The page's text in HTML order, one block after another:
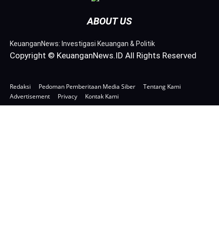
ABOUT US
KeuanganNews: Investigasi Keuangan & Politik
Copyright © KeuanganNews.ID All Rights Reserved
Redaksi Pedoman Pemberitaan Media Siber
Tentang Kami
Advertisement
Privacy Kontak Kami